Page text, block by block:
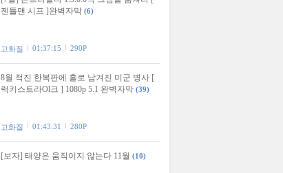
젠틀맨 시프 ]완벽자막 (6)
고화질 01:37:15 290P
8월 적진 한복판에 홀로 남겨진 미군 병사 [
럭키스트라Ol크 ] 1080p 5.1 완벽자막 (39)
고화질 01:43:31 280P
[보자] 태양은 움직이지 않는다 11월 (10)